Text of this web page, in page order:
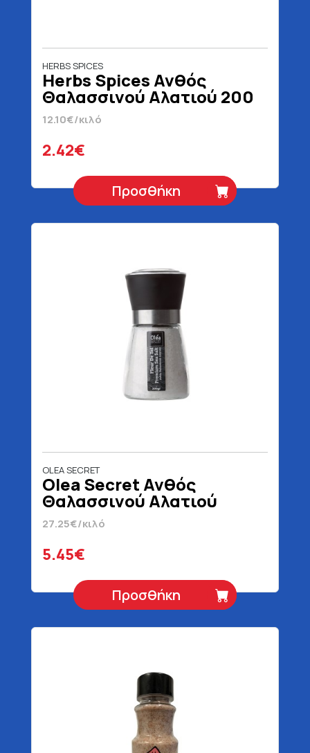
HERBS SPICES
Herbs Spices Ανθός
Θαλασσινού Αλατιού 200
gr
12.10€/κιλό
2.42€
Προσθήκη
OLEA SECRET
Olea Secret Ανθός
Θαλασσινού Αλατιού
Μύλος 200 gr
27.25€/κιλό
5.45€
Προσθήκη